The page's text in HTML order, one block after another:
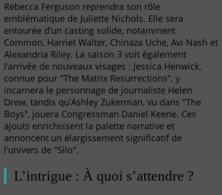
Rebecca Ferguson reprendra son rôle
emblématique de Juliette Nichols. Elle sera
entourée d’un casting solide, notamment
Common, Harriet Walter, Chinaza Uche, Avi Nash et
Alexandria Riley. La saison 3 voit également
l’arrivée de nouveaux visages : Jessica Henwick,
connue pour "The Matrix Resurrections", y
incarnera le personnage de journaliste Helen
Drew, tandis qu’Ashley Zukerman, vu dans "The
Boys", jouera Congressman Daniel Keene. Ces
ajouts enrichissent la palette narrative et
annoncent un élargissement significatif de
l’univers de "Silo".
L’intrigue : À quoi s’attendre ?